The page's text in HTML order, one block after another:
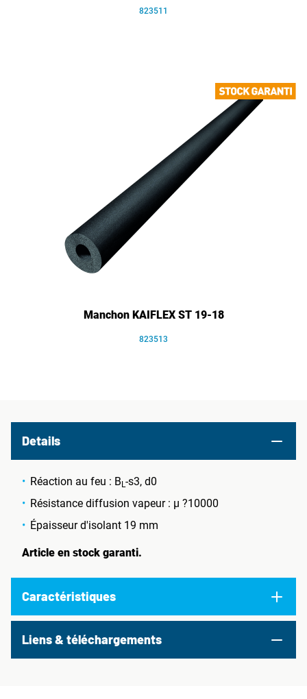
823511
Manchon KAIFLEX ST 19-18
823513
Details
Réaction au feu : B L-s3, d0
Résistance diffusion vapeur : µ ?10000
Épaisseur d'isolant 19 mm
Article en stock garanti.
Caractéristiques
Liens & téléchargements